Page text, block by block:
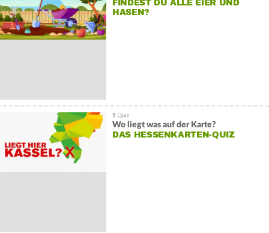
FINDEST DU ALLE EIER UND
HASEN?
Wo liegt was auf der Karte?
DAS HESSENKARTEN-QUIZ